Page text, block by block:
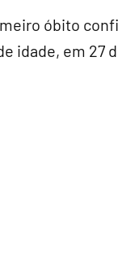
óbito
idade, em